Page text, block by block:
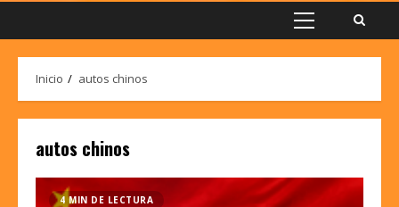
Menú
Inicio autos chinos
autos chinos
4 MIN DE LECTURA